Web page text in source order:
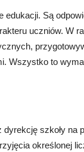
Są
uczniów. W
Wszystko to
szkoły
określonej